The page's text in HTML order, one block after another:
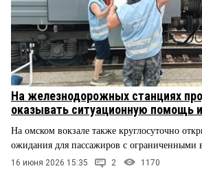
На железнодорожных станциях
оказывать ситуационную помощь
На омском вокзале также круглосуточно
ожидания для пассажиров с ограниченными
16 июня 2026 15:35 2 1170